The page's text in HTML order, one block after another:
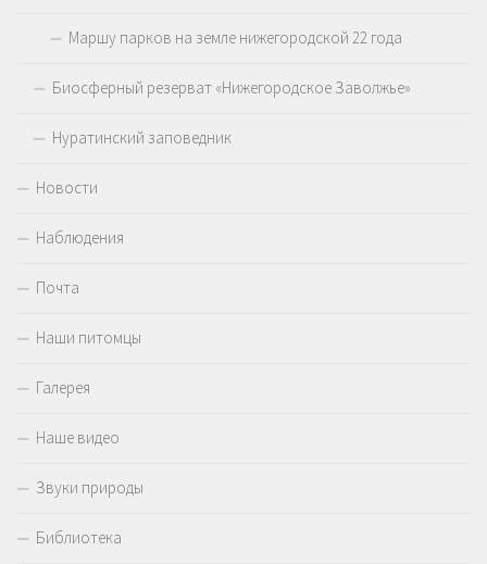
Маршу парков на земле нижегородской 22 года
Биосферный резерват «Нижегородское Заволжье»
Нуратинский заповедник
Новости
Наблюдения
Почта
Наши питомцы
Галерея
Наше видео
Звуки природы
Библиотека